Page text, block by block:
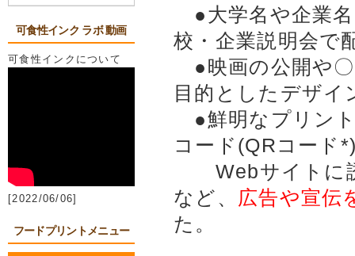
可食性インク ラボ 動画
可食性インクについて
[2022/06/06]
フードプリントメニュー
●大学名や企業
校・企業説明会で
●映画の公開や
目的としたデザ
●鮮明なプリン
コード(QRコード
Webサイトに
など、 広告や宣伝
た。